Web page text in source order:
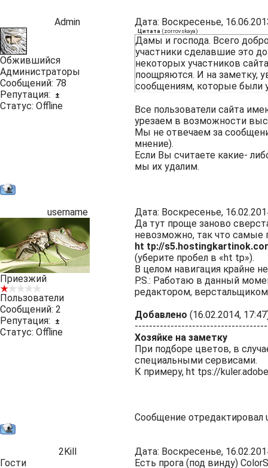
Admin Дата: Воскресенье,
Обжившийся
Администраторы
Сообщений: 78
Репутация:
±
Статус: Offline
Цитата (zorrovskaya)
Дамы и господа. Всего
участники сделавшие это
некоторых участников
поощряются. И на заметку,
сообщениям, которые были
Все пользователи сайта
урезаем в возможности
Мы не отвечаем за
мнение).
Если Вы считаете какие-
мы их удалим.
username Дата: Воскресенье,
Приезжий
Пользователи
Сообщений: 2
Репутация:
±
Статус: Offline
Да тут проще заново
невозможно, так что самые
ht tp://
(уберите пробел в «ht tp»).
В целом навигация крайне
P.S.: Работаю в данный
редактором, верстальщиком
Добавлено (16.02.2014,
Хозяйке на заметку
При подборе цветов, в
специальными сервисами.
К примеру, ht tps://
Сообщение отредактировал
2Kill
Дата: Воскресенье,
Гости
Есть прога (под винду)